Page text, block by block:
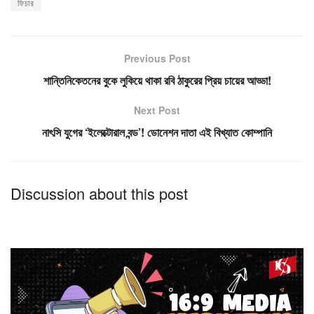
Previous Post
শান্তিনিকেতনের বুকে লুকিয়ে থাকা রবি ঠাকুরের প্রিয় চায়ের আড্ডা!
Next Post
নাৎসি যুগের ‘ইলেক্টোরাল বন্ড’! ডোনেশন দাতা এই বিখ্যাত কোম্পানি
Discussion about this post